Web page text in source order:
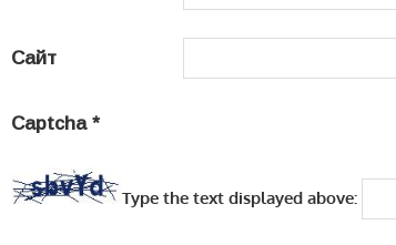
Сайт
Captcha *
Type the text displayed above: